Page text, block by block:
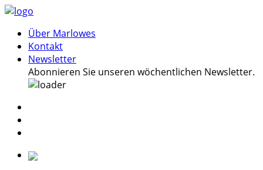
Über Marlowes
Kontakt
Newsletter
Abonnieren Sie unseren wöchentlichen Newsletter.